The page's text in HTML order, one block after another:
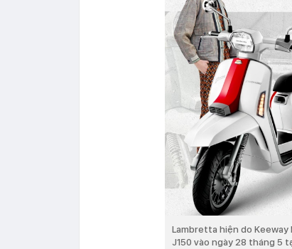
Lambretta hiện do Keeway
J150 vào ngày 28 tháng 5